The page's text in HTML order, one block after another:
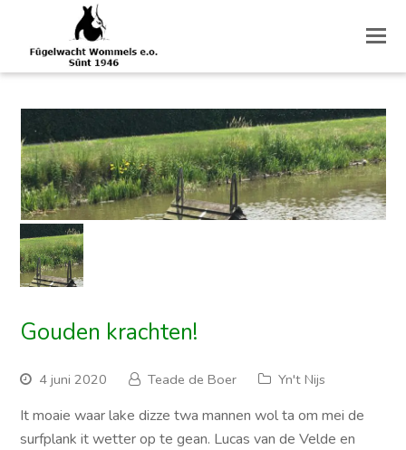
Gouden krachten!
4 juni 2020 Teade de Boer Yn't Nijs
It moaie waar lake dizze twa mannen wol ta om mei de
surfplank it wetter op te gean. Lucas van de Velde en